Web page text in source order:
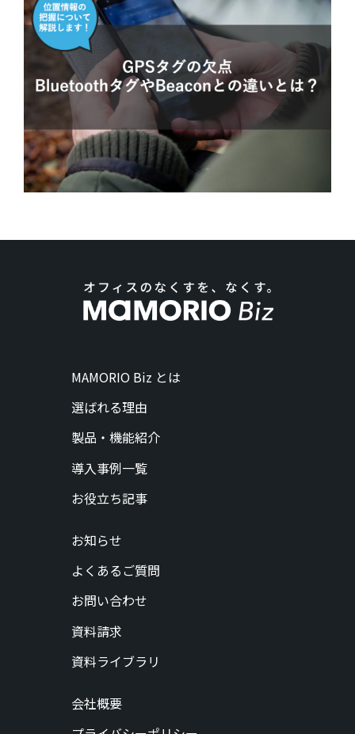
MAMORIO Biz とは
選ばれる理由
製品・機能紹介
導入事例一覧
お役立ち記事
お知らせ
よくあるご質問
お問い合わせ
資料請求
資料ライブラリ
会社概要